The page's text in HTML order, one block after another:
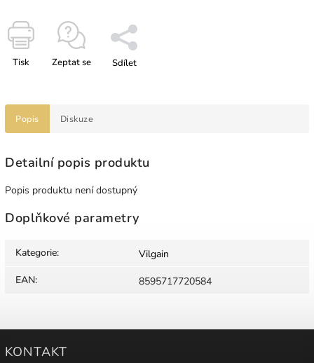
Tisk Zeptat se Sdílet
Popis Diskuze
Detailní popis produktu
Popis produktu není dostupný
Doplňkové parametry
Kategorie:
Vilgain
EAN: 8595717720584
KONTAKT